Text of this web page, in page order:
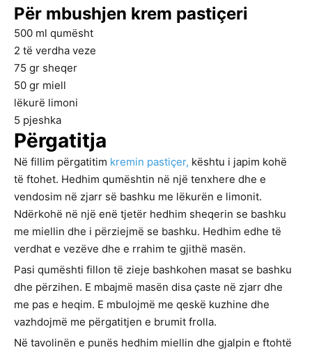
Për mbushjen krem pastiçeri
500 ml qumësht
2 të verdha veze
75 gr sheqer
50 gr miell
lëkurë limoni
5 pjeshka
Përgatitja
Në fillim përgatitim kremin pastiçer, kështu i japim kohë
të ftohet. Hedhim qumështin në një tenxhere dhe e
vendosim në zjarr së bashku me lëkurën e limonit.
Ndërkohë në një enë tjetër hedhim sheqerin se bashku
me miellin dhe i përziejmë se bashku. Hedhim edhe të
verdhat e vezëve dhe e rrahim te gjithë masën.
Pasi qumështi fillon të zieje bashkohen masat se bashku
dhe përzihen. E mbajmë masën disa çaste në zjarr dhe
me pas e heqim. E mbulojmë me qeskë kuzhine dhe
vazhdojmë me përgatitjen e brumit frolla.
Në tavolinën e punës hedhim miellin dhe gjalpin e ftohtë